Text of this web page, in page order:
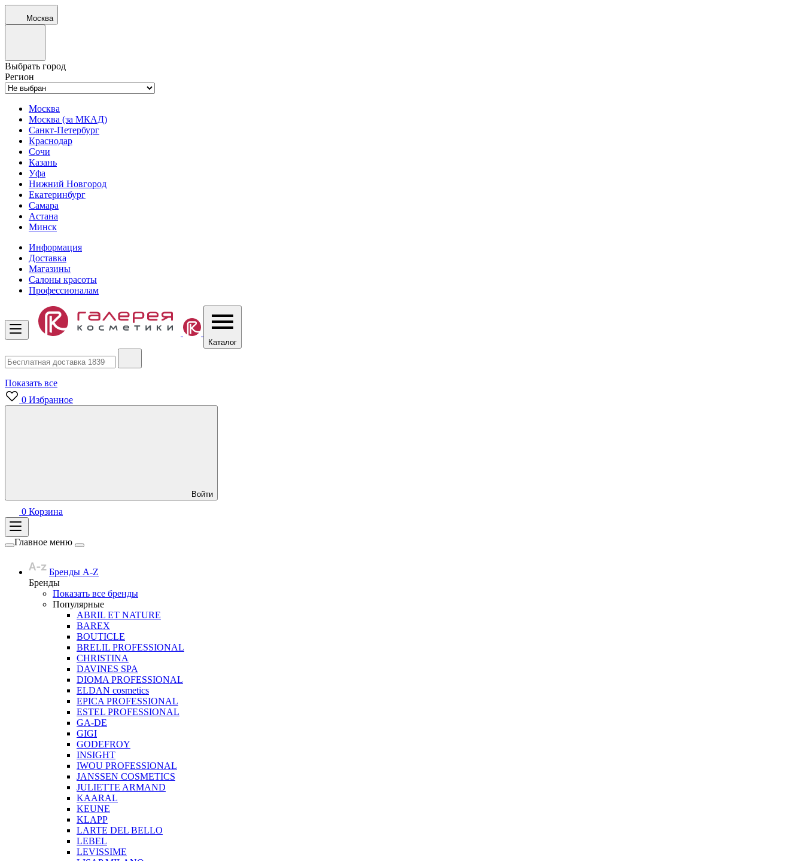
Москва
Выбрать город
Регион
Москва
Москва (за МКАД)
Санкт-Петербург
Краснодар
Сочи
Казань
Уфа
Нижний Новгород
Екатеринбург
Самара
Астана
Минск
Информация
Доставка
Магазины
Салоны красоты
Профессионалам
Каталог
Показать все
0 Избранное
Войти
0 Корзина
Главное меню
Бренды A-Z
Бренды
Показать все бренды
Популярные
ABRIL ET NATURE
BAREX
BOUTICLE
BRELIL PROFESSIONAL
CHRISTINA
DAVINES SPA
DIOMA PROFESSIONAL
ELDAN cosmetics
EPICA PROFESSIONAL
ESTEL PROFESSIONAL
GA-DE
GIGI
GODEFROY
INSIGHT
IWOU PROFESSIONAL
JANSSEN COSMETICS
JULIETTE ARMAND
KAARAL
KEUNE
KLAPP
LARTE DEL BELLO
LEBEL
LEVISSIME